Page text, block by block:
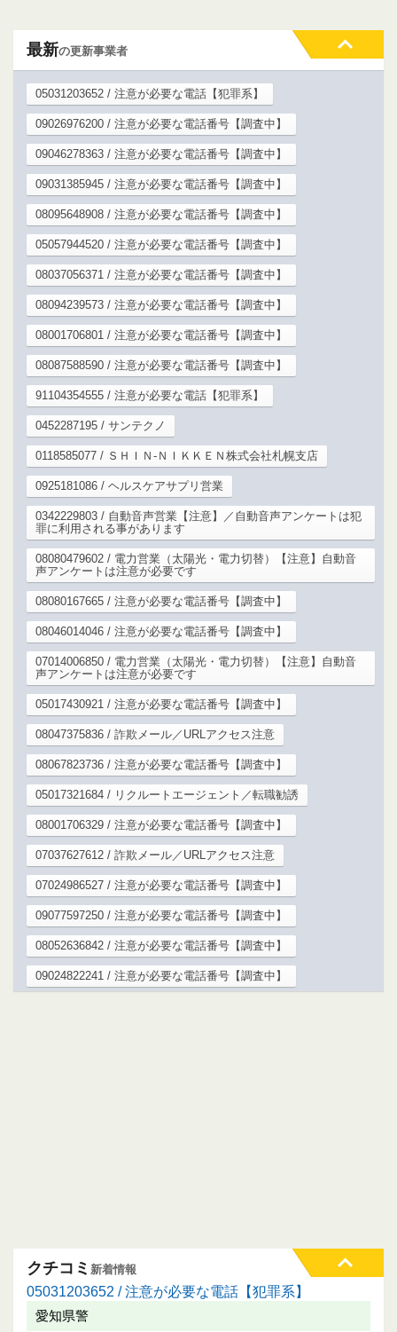
最新の更新事業者
05031203652 / 注意が必要な電話【犯罪系】
09026976200 / 注意が必要な電話番号【調査中】
09046278363 / 注意が必要な電話番号【調査中】
09031385945 / 注意が必要な電話番号【調査中】
08095648908 / 注意が必要な電話番号【調査中】
05057944520 / 注意が必要な電話番号【調査中】
08037056371 / 注意が必要な電話番号【調査中】
08094239573 / 注意が必要な電話番号【調査中】
08001706801 / 注意が必要な電話番号【調査中】
08087588590 / 注意が必要な電話番号【調査中】
91104354555 / 注意が必要な電話【犯罪系】
0452287195 / サンテクノ
0118585077 / ＳＨＩＮ‐ＮＩＫＫＥＮ株式会社札幌支店
0925181086 / ヘルスケアサプリ営業
0342229803 / 自動音声営業【注意】／自動音声アンケートは犯
罪に利用される事があります
08080479602 / 電力営業（太陽光・電力切替）【注意】自動音
声アンケートは注意が必要です
08080167665 / 注意が必要な電話番号【調査中】
08046014046 / 注意が必要な電話番号【調査中】
07014006850 / 電力営業（太陽光・電力切替）【注意】自動音
声アンケートは注意が必要です
05017430921 / 注意が必要な電話番号【調査中】
08047375836 / 詐欺メール／URLアクセス注意
08067823736 / 注意が必要な電話番号【調査中】
05017321684 / リクルートエージェント／転職勧誘
08001706329 / 注意が必要な電話番号【調査中】
07037627612 / 詐欺メール／URLアクセス注意
07024986527 / 注意が必要な電話番号【調査中】
09077597250 / 注意が必要な電話番号【調査中】
08052636842 / 注意が必要な電話番号【調査中】
09024822241 / 注意が必要な電話番号【調査中】
クチコミ 新着情報
05031203652 / 注意が必要な電話【犯罪系】
愛知県警